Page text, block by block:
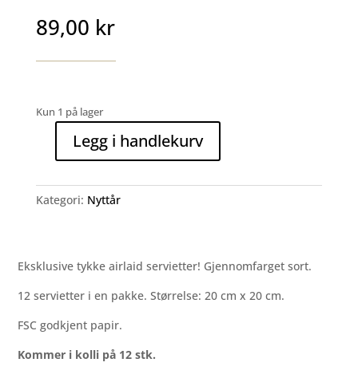
89,00 kr
Kun 1 på lager
År
(middagservietter)
Legg i handlekurv
Kategori: Nyttår
Eksklusive tykke airlaid servietter! Gjennomfarget sort.
12 servietter i en pakke. Størrelse: 20 cm x 20 cm.
FSC godkjent papir.
Kommer i kolli på 12 stk.